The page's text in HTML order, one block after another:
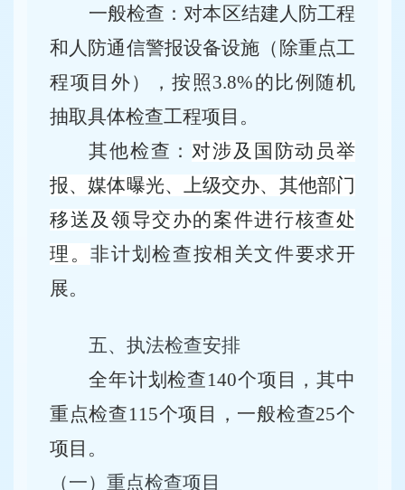
一般检查：对本区结建人防工程
和人防通信警报设备设施（除重点工
程项目外），按 照3.8%的 比例随机
抽取具体检查工程项目 。
其他检查：对涉及国防动员举
报、媒体曝光、上级交办、其他部门
移送及领导交办的案件进行核查处
理。非计划检查按相关文件要求开
展。
五、执法检查安排
全年计划检查140个项目，其中
重点检查115个项目，一般检查25个
项目。
（一） 重点检查项目